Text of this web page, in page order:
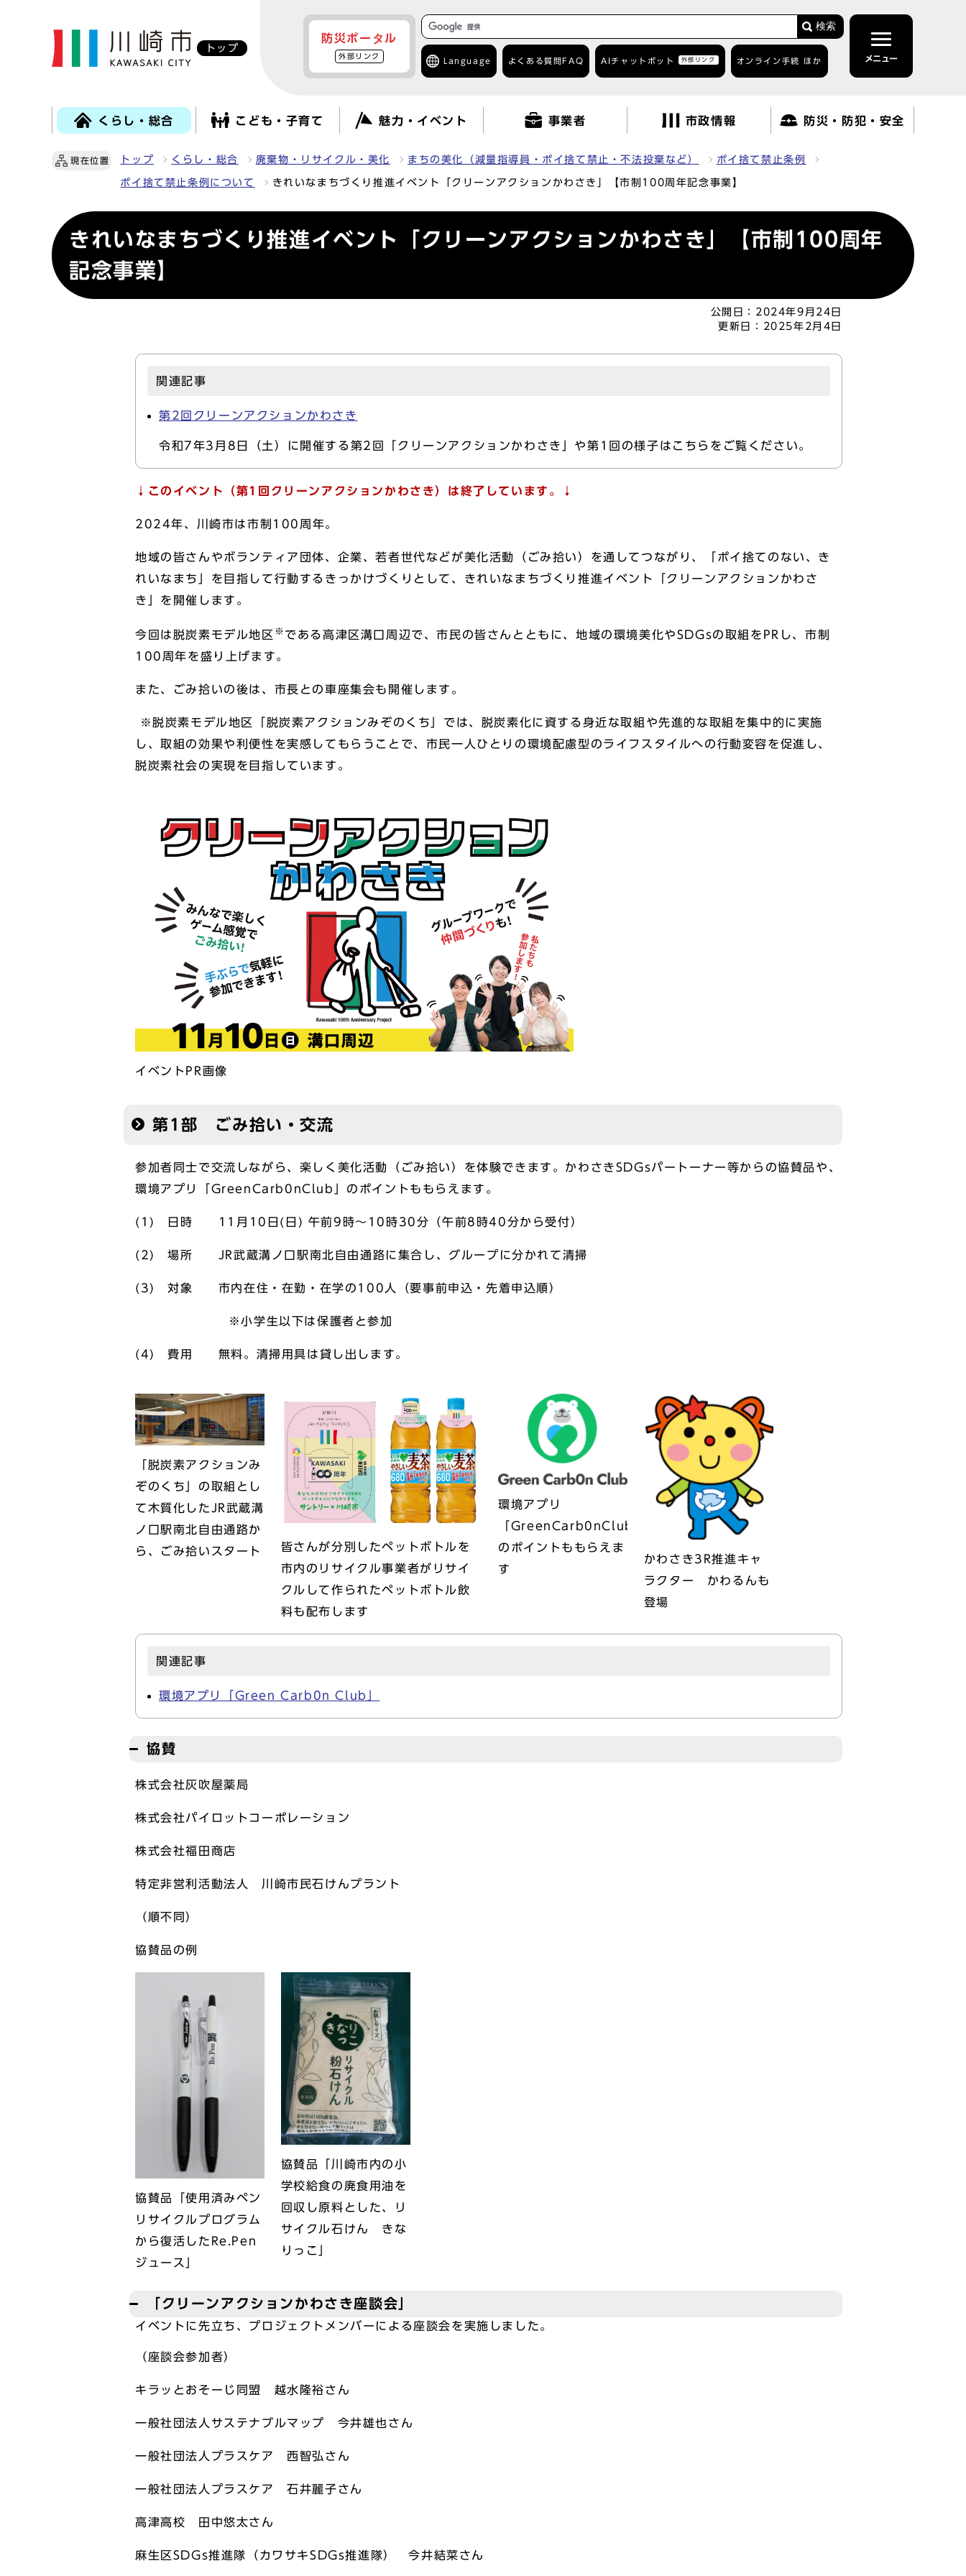
トップ
防災ポータル
外部リンク
検索
Language よくある質問 FAQ AIチャットボット 外部リンク オンライン手続 ほか メニュー
くらし・総合 こども・子育て 魅力・イベント 事業者 市政情報 防災・防犯・安全
現在位置 トップ くらし・総合 廃棄物・リサイクル・美化 まちの美化（減量指導員・ポイ捨て禁止・不法投棄など） ポイ捨て禁止条例
ポイ捨て禁止条例について きれいなまちづくり推進イベント「クリーンアクションかわさき」【市制100周年記念事業】
きれいなまちづくり推進イベント「クリーンアクションかわさき」【市制100周年
記念事業】
公開日： 2024年9月24日
更新日：
2025年2月4日
関連記事
第2回クリーンアクションかわさき
令和7年3月8日（土）に開催する第2回「クリーンアクションかわさき」や第1回の様子はこちらをご覧ください。
↓このイベント（第1回クリーンアクションかわさき）は終了しています。↓
2024年、川崎市は市制100周年。
地域の皆さんやボランティア団体、企業、若者世代などが美化活動（ごみ拾い）を通してつながり、「ポイ捨てのない、き
れいなまち」を目指して行動するきっかけづくりとして、きれいなまちづくり推進イベント「クリーンアクションかわさ
き」を開催します。
今回は脱炭素モデル地区 ※ である高津区溝口周辺で、市民の皆さんとともに、地域の環境美化やSDGsの取組をPRし、市制
100周年を盛り上げます。
また、ごみ拾いの後は、市長との車座集会も開催します。
※脱炭素モデル地区「脱炭素アクションみぞのくち」では、脱炭素化に資する身近な取組や先進的な取組を集中的に実施
し、取組の効果や利便性を実感してもらうことで、市民一人ひとりの環境配慮型のライフスタイルへの行動変容を促進し、
脱炭素社会の実現を目指しています。
イベントPR画像
第1部 ごみ拾い・交流
参加者同士で交流しながら、楽しく美化活動（ごみ拾い）を体験できます。かわさきSDGsパートーナー等からの協賛品や、
環境アプリ「GreenCarb0nClub」のポイントももらえます。
(1) 日時 11月10日(日) 午前9時～10時30分（午前8時40分から受付）
(2) 場所 JR武蔵溝ノ口駅南北自由通路に集合し、グループに分かれて清掃
(3) 対象 市内在住・在勤・在学の100人（要事前申込・先着申込順）
※小学生以下は保護者と参加
(4) 費用 無料。清掃用具は貸し出します。
「脱炭素アクションみ
ぞのくち」の取組とし
て木質化したJR武蔵溝
ノ口駅南北自由通路か
ら、ごみ拾いスタート
皆さんが分別したペットボトルを
市内のリサイクル事業者がリサイ
クルして作られたペットボトル飲
料も配布します
環境アプリ
「GreenCarb0nClub」
のポイントももらえま
す
かわさき3R推進キャ
ラクター かわるんも
登場
関連記事
環境アプリ「Green Carb0n Club」
協賛
株式会社灰吹屋薬局
株式会社パイロットコーポレーション
株式会社福田商店
特定非営利活動法人 川崎市民石けんプラント
（順不同）
協賛品の例
協賛品「使用済みペン
リサイクルプログラム
から復活したRe.Pen
ジュース」
協賛品「川崎市内の小
学校給食の廃食用油を
回収し原料とした、リ
サイクル石けん きな
りっこ」
「クリーンアクションかわさき座談会」
イベントに先立ち、プロジェクトメンバーによる座談会を実施しました。
（座談会参加者）
キラッとおそーじ同盟 越水隆裕さん
一般社団法人サステナブルマップ 今井雄也さん
一般社団法人プラスケア 西智弘さん
一般社団法人プラスケア 石井麗子さん
高津高校 田中悠太さん
麻生区SDGs推進隊（カワサキSDGs推進隊） 今井結菜さん